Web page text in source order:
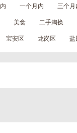
一个月内 三个月
美食 二手淘换
宝安区 龙岗区 盐